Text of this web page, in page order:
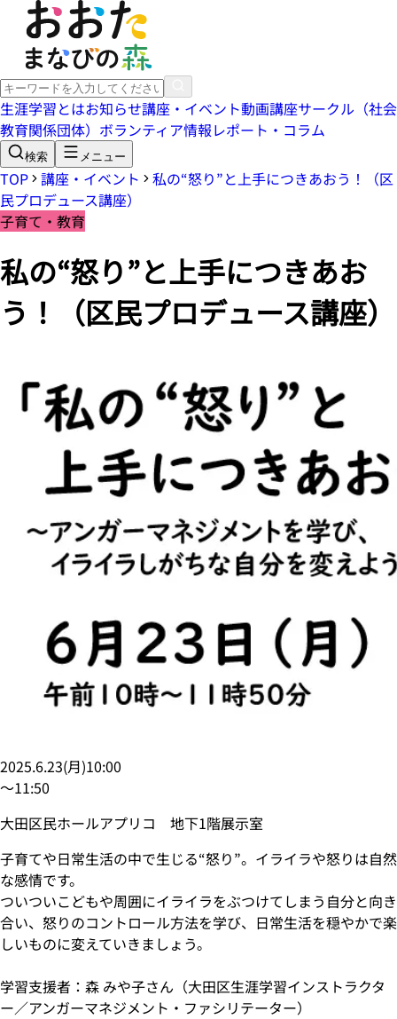
生涯学習とはお知らせ講座・イベント動画講座サークル（社会
教育関係団体） ボランティア情報レポート・コラム
検索 メニュー
TOP 講座・イベント
私の“怒り”と上手につきあおう！（区
民プロデュース講座）
子育て・教育
私の“怒り”と上手につきあお
う！（区民プロデュース講座）
2025.6.23(月)10:00
〜11:50
大田区民ホールアプリコ 地下1階展示室
子育てや日常生活の中で生じる“怒り”。イライラや怒りは自然
な感情です。
ついついこどもや周囲にイライラをぶつけてしまう自分と向き
合い、怒りのコントロール方法を学び、日常生活を穏やかで楽
しいものに変えていきましょう。
学習支援者：森 みや子さん（大田区生涯学習インストラクタ
ー／アンガーマネジメント・ファシリテーター）